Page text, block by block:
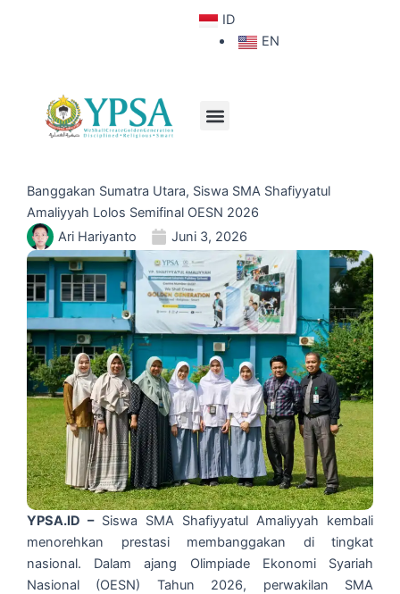
ID
EN
Menu
Banggakan Sumatra Utara, Siswa SMA Shafiyyatul
Amaliyyah Lolos Semifinal OESN 2026
Ari Hariyanto
Juni 3, 2026
YPSA.ID –Siswa SMA Shafiyyatul Amaliyyah kembali
menorehkan prestasi membanggakan di tingkat
nasional. Dalam ajang Olimpiade Ekonomi Syariah
Nasional (OESN) Tahun 2026, perwakilan SMA